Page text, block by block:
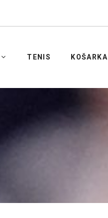
TENIS KOŠARKA